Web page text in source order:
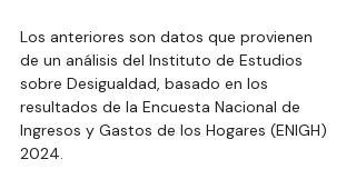
Los anteriores son datos que provienen
de un análisis del Instituto de Estudios
sobre Desigualdad, basado en los
resultados de la Encuesta Nacional de
Ingresos y Gastos de los Hogares (ENIGH)
2024.